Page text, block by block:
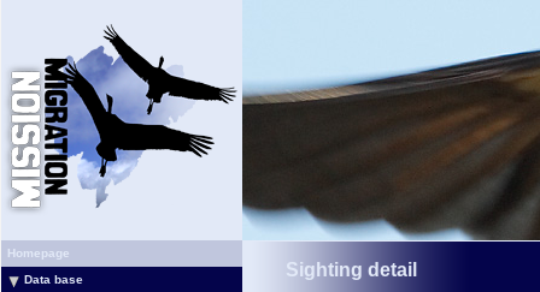
Homepage
Data base
Sighting detail